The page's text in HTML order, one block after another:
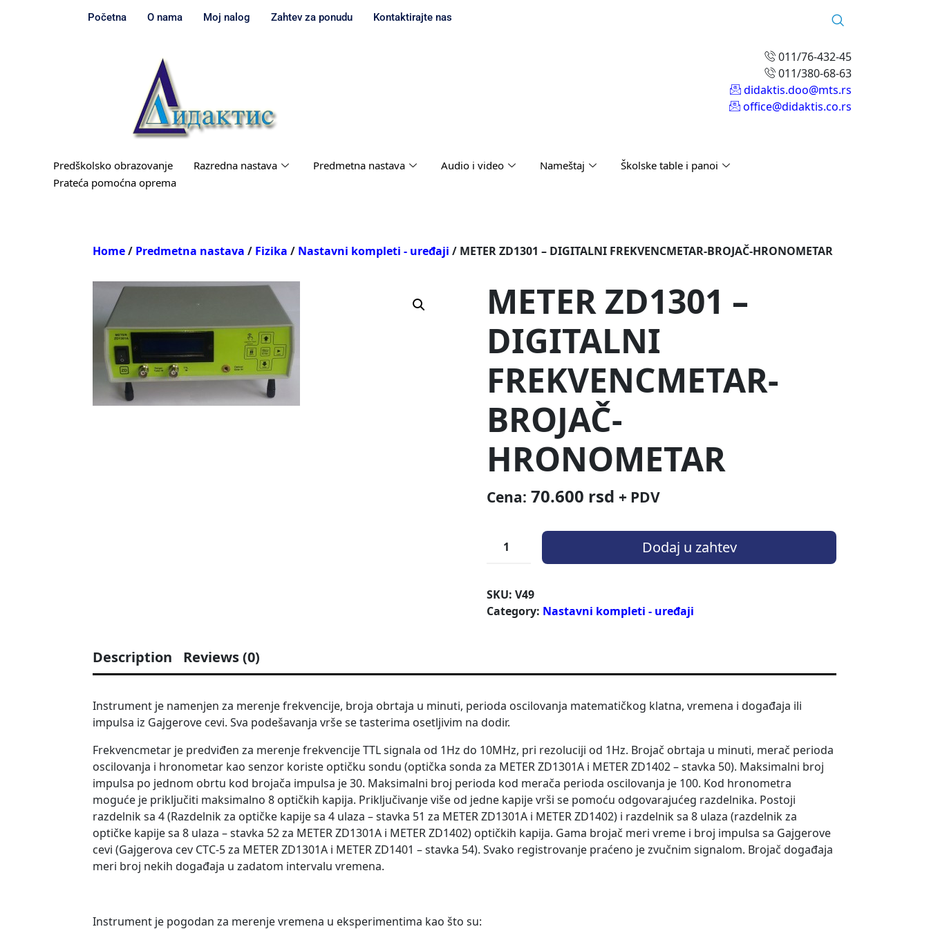
Početna O nama Moj nalog Zahtev za ponudu Kontaktirajte nas
011/76-432-45
011/380-68-63
didaktis.doo@mts.rs
office@didaktis.co.rs
Predškolsko obrazovanje Razredna nastava Predmetna nastava Audio i video Nameštaj
Školske table i panoi
Prateća pomoćna oprema
Home/ Predmetna nastava / Fizika / Nastavni kompleti - uređaji / METER ZD1301 – DIGITALNI FREKVENCMETAR-BROJAČ-HRONOMETAR
METER ZD1301 –
DIGITALNI
FREKVENCMETAR-
BROJAČ-
HRONOMETAR
Cena: 70.600 rsd + PDV
Dodaj u zahtev
SKU: V49
Category: Nastavni kompleti - uređaji
Description Reviews (0)
Instrument je namenjen za merenje frekvencije, broja obrtaja u minuti, perioda oscilovanja matematičkog klatna, vremena i događaja ili
impulsa iz Gajgerove cevi. Sva podešavanja vrše se tasterima osetljivim na dodir.
Frekvencmetar je predviđen za merenje frekvencije TTL signala od 1Hz do 10MHz, pri rezoluciji od 1Hz. Brojač obrtaja u minuti, merač perioda
oscilovanja i hronometar kao senzor koriste optičku sondu (optička sonda za METER ZD1301A i METER ZD1402 – stavka 50). Maksimalni broj
impulsa po jednom obrtu kod brojača impulsa je 30. Maksimalni broj perioda kod merača perioda oscilovanja je 100. Kod hronometra
moguće je priključiti maksimalno 8 optičkih kapija. Priključivanje više od jedne kapije vrši se pomoću odgovarajućeg razdelnika. Postoji
razdelnik sa 4 (Razdelnik za optičke kapije sa 4 ulaza – stavka 51 za METER ZD1301A i METER ZD1402) i razdelnik sa 8 ulaza (razdelnik za
optičke kapije sa 8 ulaza – stavka 52 za METER ZD1301A i METER ZD1402) optičkih kapija. Gama brojač meri vreme i broj impulsa sa Gajgerove
cevi (Gajgerova cev CTC-5 za METER ZD1301A i METER ZD1401 – stavka 54). Svako registrovanje praćeno je zvučnim signalom. Brojač događaja
meri broj nekih događaja u zadatom intervalu vremena.
Instrument je pogodan za merenje vremena u eksperimentima kao što su: